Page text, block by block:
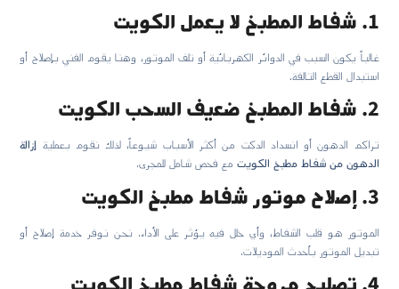
غالباً يكون السبب في الدوائر الكهربائية أو تلف الموتور، وهنا يقوم الفني بإصلاح أو
استبدال القطع التالفة.
تراكم الدهون أو انسداد الدكت من أكثر الأسباب شيوعاً، لذلك نقوم بعمليةإزالة
الدهون من شفاط مطبخ الكويتمع فحص شامل للمجرى.
الموتور هو قلب الشفاط، وأي خلل فيه يؤثر على الأداء. نحن نوفر خدمة إصلاح أو
تبديل الموتور بأحدث الموديلات.